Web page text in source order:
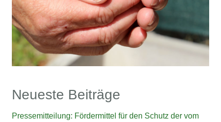
Neueste Beiträge
Pressemitteilung: Fördermittel für den Schutz der vom